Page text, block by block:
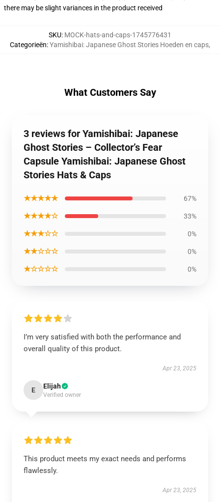
there may be slight variances in the product received
SKU: MOCK-hats-and-caps-1745776431
Categorieën:Yamishibai: Japanese Ghost Stories Hoeden en caps,
What Customers Say
3 reviews for Yamishibai: Japanese
Ghost Stories – Collector’s Fear
Capsule Yamishibai: Japanese Ghost
Stories Hats & Caps
★★★★★ 67%
★★★★☆ 33%
★★★☆☆ 0%
★★☆☆☆ 0%
★☆☆☆☆ 0%
I’m very satisfied with both the performance and
overall quality of this product.
Apr 23, 2025
E Elijah
Verified owner
This product meets my exact needs and performs
flawlessly.
Apr 23, 2025